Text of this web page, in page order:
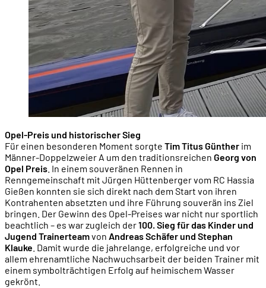
Opel-Preis und historischer Sieg
Für einen besonderen Moment sorgte Tim Titus Günther im
Männer-Doppelzweier A um den traditionsreichen Georg von
Opel Preis . In einem souveränen Rennen in
Renngemeinschaft mit Jürgen Hüttenberger vom RC Hassia
Gießen konnten sie sich direkt nach dem Start von ihren
Kontrahenten absetzten und ihre Führung souverän ins Ziel
bringen. Der Gewinn des Opel-Preises war nicht nur sportlich
beachtlich – es war zugleich der100. Sieg für das Kinder und
Jugend Trainerteamvon Andreas Schäfer und Stephan
Klauke . Damit wurde die jahrelange, erfolgreiche und vor
allem ehrenamtliche Nachwuchsarbeit der beiden Trainer mit
einem symbolträchtigen Erfolg auf heimischem Wasser
gekrönt.